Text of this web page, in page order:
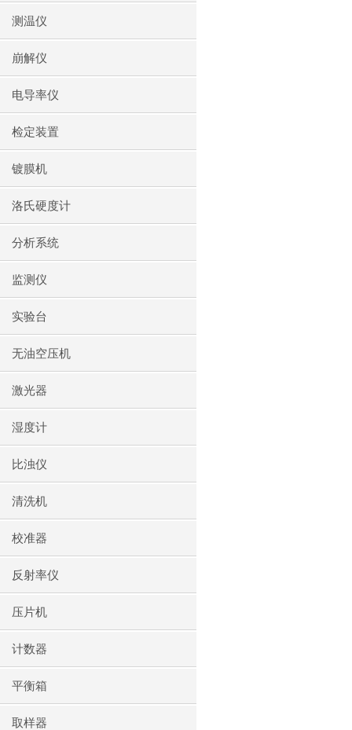
测温仪
崩解仪
电导率仪
检定装置
镀膜机
洛氏硬度计
分析系统
监测仪
实验台
无油空压机
激光器
湿度计
比浊仪
清洗机
校准器
反射率仪
压片机
计数器
平衡箱
取样器